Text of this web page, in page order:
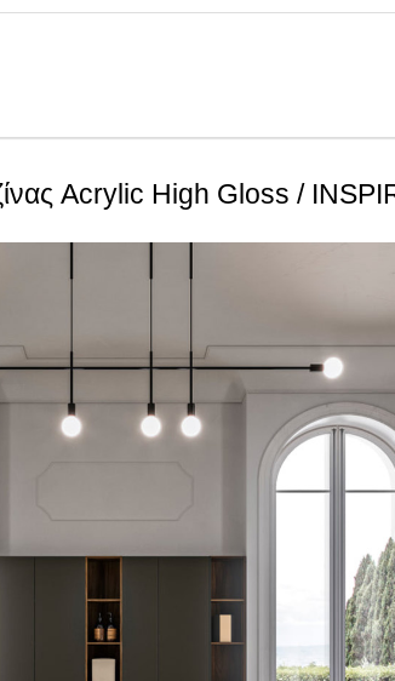
ατμό
φθορά από τριβή, κρούση & χάραξη
καθαρισμού
και το θάμπωμα
Acrylic High Gloss /